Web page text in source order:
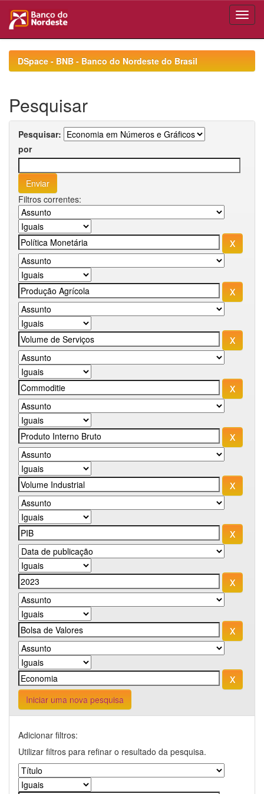
navigationDSpace - BNB - Banco do Nordeste do Brasil
Pesquisar
Pesquisar:
por
Filtros correntes:
Iniciar uma nova pesquisa
Adicionar filtros:
Utilizar filtros para refinar o resultado da pesquisa.